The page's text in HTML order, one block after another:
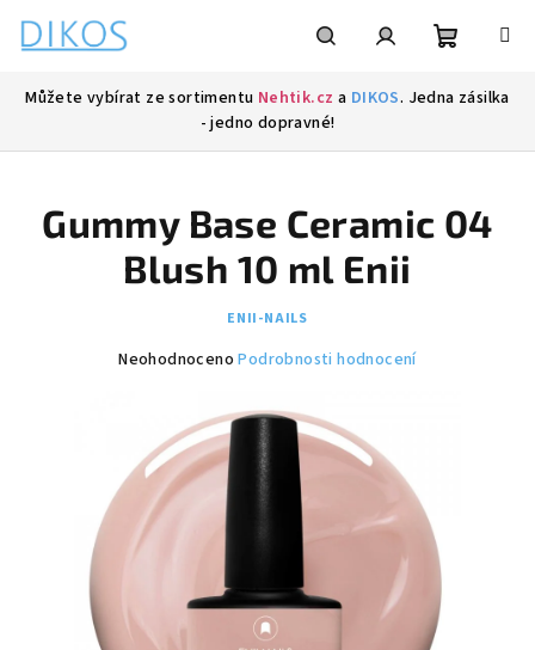
obsah
Můžete vybírat ze sortimentu Nehtik.cz a DIKOS. Jedna zásilka
- jedno dopravné!
Gummy Base Ceramic 04
Blush 10 ml Enii
ENII-NAILS
Průměrné
z
hvězdiček.
Neohodnoceno Podrobnosti hodnocení